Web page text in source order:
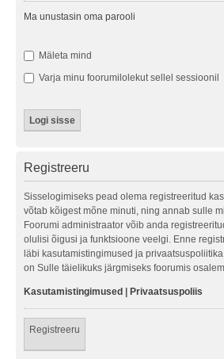
Ma unustasin oma parooli
Mäleta mind
Varja minu foorumilolekut sellel sessioonil
Registreeru
Sisselogimiseks pead olema registreeritud
võtab kõigest mõne minuti, ning annab sulle
Foorumi administraator võib anda
olulisi õigusi ja funktsioone veelgi. Enne
läbi kasutamistingimused ja
on Sulle täielikuks järgmiseks foorumis
Kasutamistingimused Privaatsuspoliis
Registreeru